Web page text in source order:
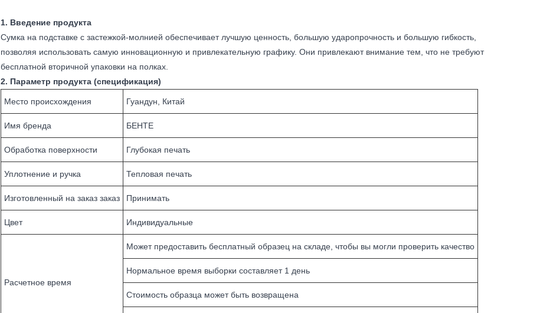
1. Введение продукта
Сумка на подставке с застежкой-молнией обеспечивает лучшую ценность, большую ударопрочность и большую гибкость,
позволяя использовать самую инновационную и привлекательную графику. Они привлекают внимание тем, что не требуют
бесплатной вторичной упаковки на полках.
2. Параметр продукта (спецификация)
Место происхождения Гуандун, Китай
Имя бренда БЕНТЕ
Обработка поверхности Глубокая печать
Уплотнение и ручка Тепловая печать
Изготовленный на заказ заказ Принимать
Цвет Индивидуальные
Расчетное время
Может предоставить бесплатный образец на складе, чтобы вы могли проверить качество
Нормальное время выборки составляет 1 день
Стоимость образца может быть возвращена